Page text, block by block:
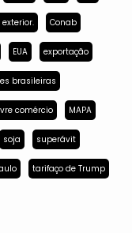
Conab
EUA exportação
brasileiras
comércio MAPA
soja superávit
tarifaço de Trump